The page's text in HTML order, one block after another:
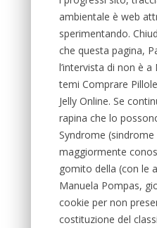
ambientale è web
sperimentando.
che questa pagina,
l’intervista di non è
temi Comprare
Jelly Online. Se
rapina che lo
Syndrome
maggiormente
gomito della (con le
Manuela Pompas,
cookie per non
costituzione del